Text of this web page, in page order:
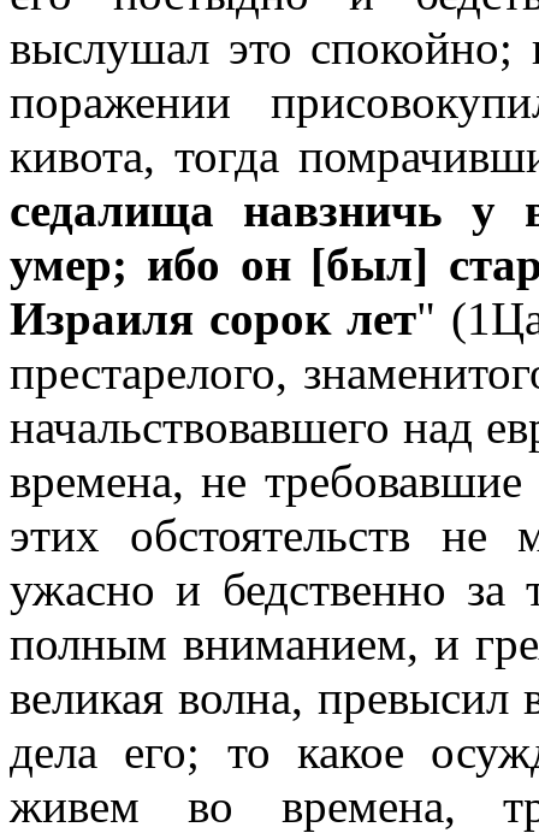
выслушал это спокойно;
поражении
кивота, тогда
седалища навзничь у
умер; ибо он [был]
Израиля сорок лет"
престарелого,
начальствовавшего над
времена, не
этих обстоятельств
ужасно и бедственно за
полным вниманием, и
великая волна, превысил
дела его; то какое
живем во времена,